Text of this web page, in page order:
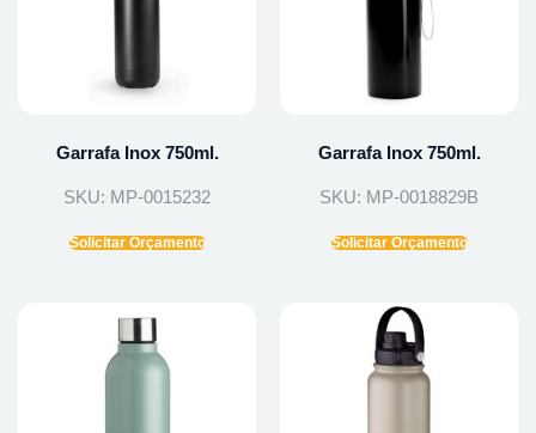
Garrafa Inox 750ml.
SKU: MP-0015232
Solicitar Orçamento
Garrafa Inox 750ml.
SKU: MP-0018829B
Solicitar Orçamento